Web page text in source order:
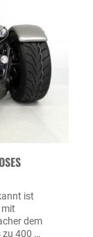
ist
dem
zu 400 …